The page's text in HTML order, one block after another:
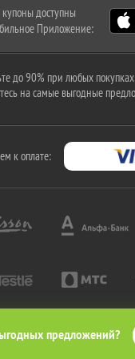
предложений?
доступны
Приложение:
до 90% при любых покупках
на самые выгодные
к оплате:
© КупиКупон. Все права
на товарный знак "КупиКупон"